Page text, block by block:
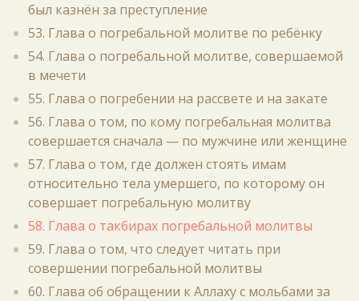
был казнён за преступление
53. Глава о погребальной молитве по ребёнку
54. Глава о погребальной молитве, совершаемой
в мечети
55. Глава о погребении на рассвете и на закате
56. Глава о том, по кому погребальная молитва
совершается сначала — по мужчине или женщине
57. Глава о том, где должен стоять имам
относительно тела умершего, по которому он
совершает погребальную молитву
58. Глава о такбирах погребальной молитвы
59. Глава о том, что следует читать при
совершении погребальной молитвы
60. Глава об обращении к Аллаху с мольбами за